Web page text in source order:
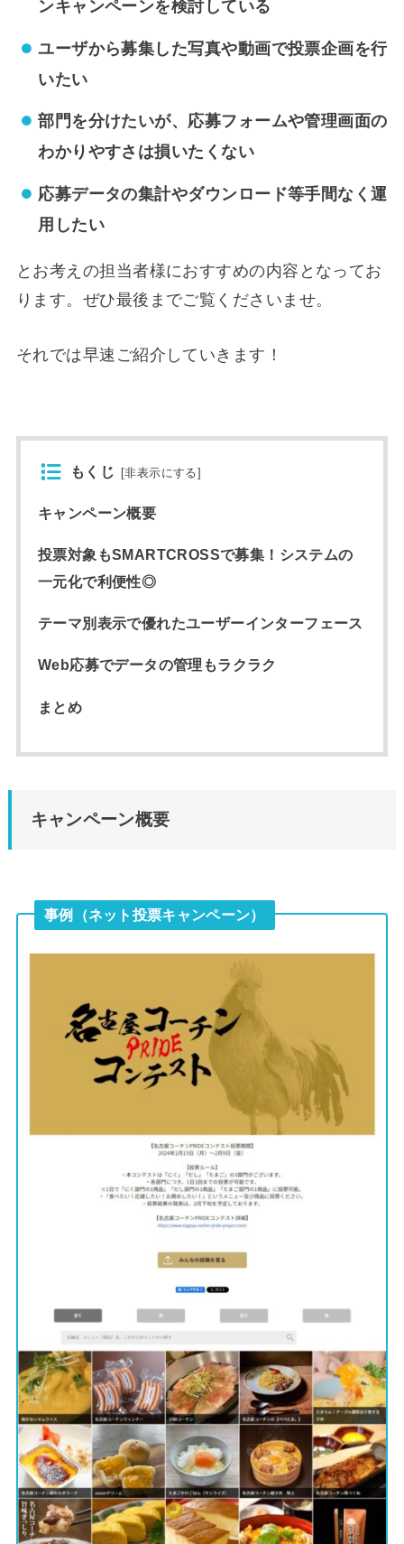
ンキャンペーンを検討している
ユーザから募集した写真や動画で投票企画を行
いたい
部門を分けたいが、応募フォームや管理画面の
わかりやすさは損いたくない
応募データの集計やダウンロード等手間なく運
用したい
とお考えの担当者様におすすめの内容となってお
ります。ぜひ最後までご覧くださいませ。
それでは早速ご紹介していきます！
もくじ [非表示にする]
キャンペーン概要
投票対象もSMARTCROSSで募集！システムの
一元化で利便性◎
テーマ別表示で優れたユーザーインターフェース
Web応募でデータの管理もラクラク
まとめ
キャンペーン概要
事例（ネット投票キャンペーン）